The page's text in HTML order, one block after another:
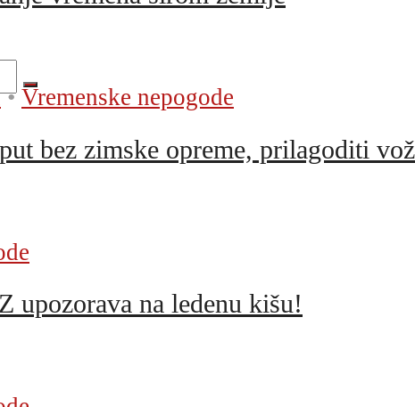
• Vremenske nepogode
bez zimske opreme, prilagoditi
na ledenu kišu!